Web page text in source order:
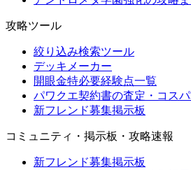
攻略ツール
絞り込み検索ツール
デッキメーカー
開眼金特必要経験点一覧
パワクエ契約書の査定・コス
新フレンド募集掲示板
コミュニティ・掲示板・攻略速報
新フレンド募集掲示板